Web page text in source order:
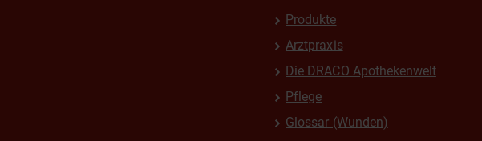
Produkte
Arztpraxis
Die DRACO Apothekenwelt
Pflege
Glossar (Wunden)